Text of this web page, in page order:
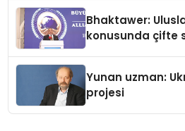
Bhaktawer:
konusunda çifte
Yunan uzman:
projesi